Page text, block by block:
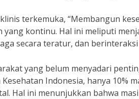
terkemuka, “Membangun
kontinu. Hal ini meliputi
secara teratur, dan
yang belum menyadari
Indonesia, hanya 10%
Hal ini menunjukkan bahwa